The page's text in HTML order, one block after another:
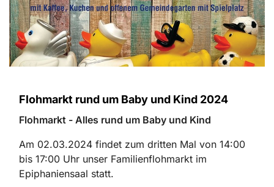
Flohmarkt rund um Baby und Kind 2024
Flohmarkt - Alles rund um Baby und Kind
Am 02.03.2024 findet zum dritten Mal von 14:00
bis 17:00 Uhr unser Familienflohmarkt im
Epiphaniensaal statt.